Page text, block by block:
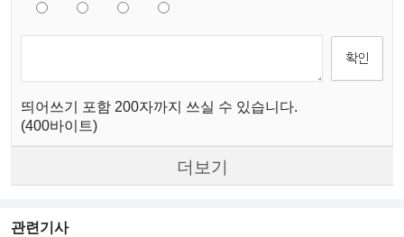
띄어쓰기 포함 200자까지 쓰실 수 있습니다.
(400바이트)
더보기
관련기사